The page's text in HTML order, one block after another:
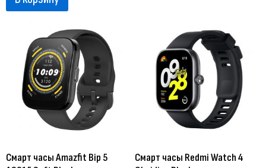
Смарт часы Amazfit Bip 5
Смарт часы Redmi Watch 4